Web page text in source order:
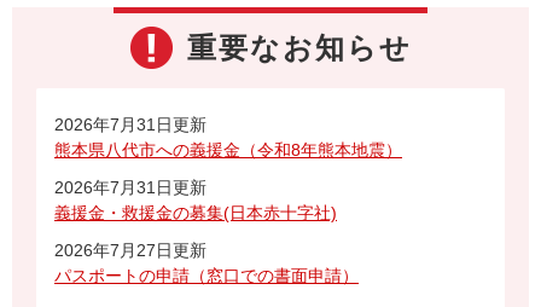
重要なお知らせ
2026年7月31日更新
熊本県八代市への義援金（令和8年熊本地震）
2026年7月31日更新
義援金・救援金の募集(日本赤十字社)
2026年7月27日更新
パスポートの申請（窓口での書面申請）